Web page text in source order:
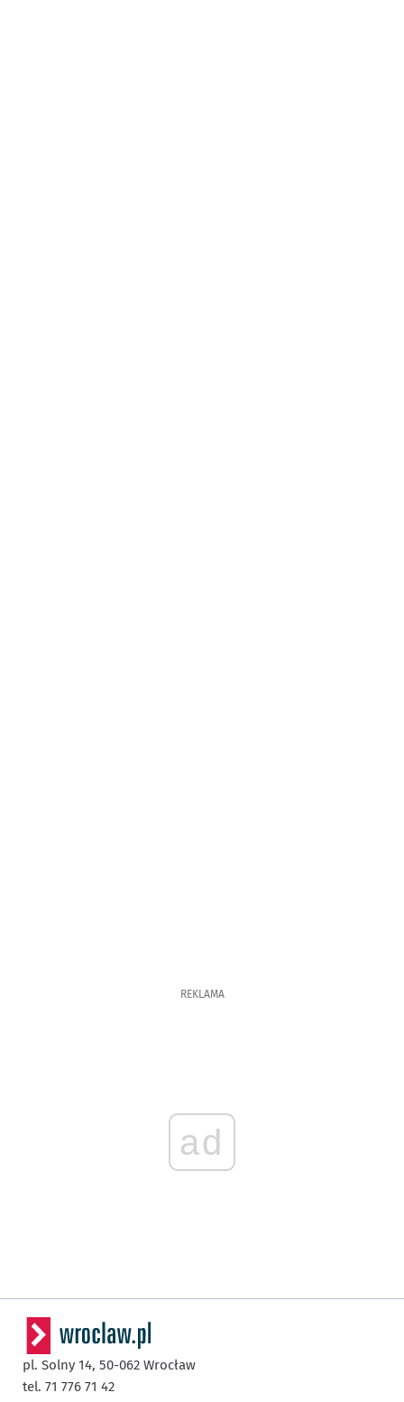
REKLAMA
ad
pl. Solny 14, 50-062 Wrocław
tel. 71 776 71 42